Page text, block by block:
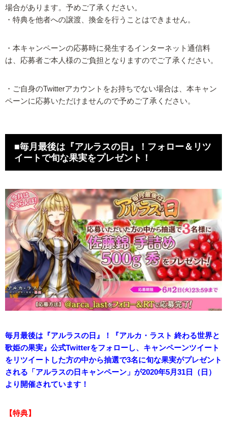
場合があります。予めご了承ください。
・特典を他者への譲渡、換金を行うことはできません。
・本キャンペーンの応募時に発生するインターネット通信料
は、応募者ご本人様のご負担となりますのでご了承ください。
・ご自身のTwitterアカウントをお持ちでない場合は、本キャン
ペーンに応募いただけませんので予めご了承ください。
■毎月最後は『アルラスの日』！フォロー＆リツ
イートで旬な果実をプレゼント！
毎月最後は『アルラスの日』！『アルカ・ラスト 終わる世界と
歌姫の果実』公式Twitterをフォローし、キャンペーンツイート
をリツイートした方の中から抽選で3名に旬な果実がプレゼント
される「アルラスの日キャンペーン」が2020年5月31日（日）
より開催されています！
【特典】